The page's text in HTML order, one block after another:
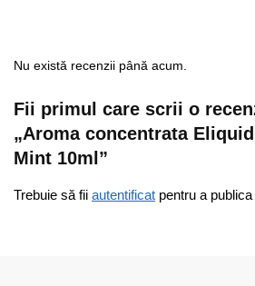
Nu există recenzii până acum.
Fii primul care scrii o
„Aroma concentrata
Mint 10ml”
Trebuie să fii autentificat pentru a